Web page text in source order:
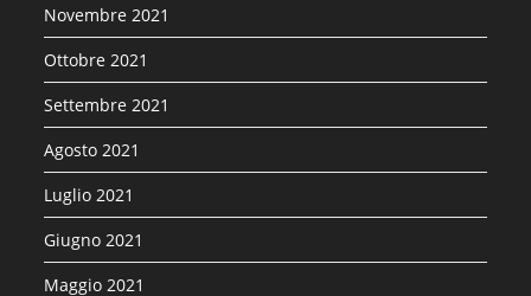
Novembre 2021
Ottobre 2021
Settembre 2021
Agosto 2021
Luglio 2021
Giugno 2021
Maggio 2021